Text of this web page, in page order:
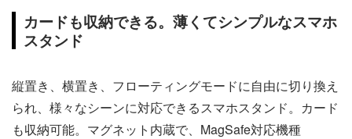
カードも収納できる。薄くてシンプルなスマホ
スタンド
縦置き、横置き、フローティングモードに自由に切り換え
られ、様々なシーンに対応できるスマホスタンド。カード
も収納可能。マグネット内蔵で、MagSafe対応機種